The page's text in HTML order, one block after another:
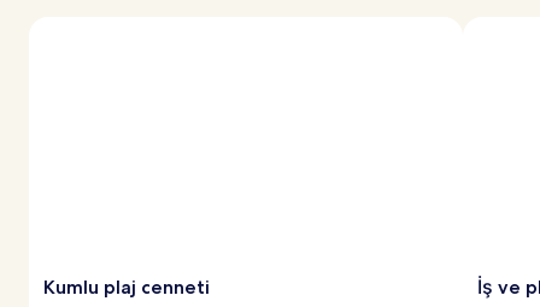
Kumlu plaj cenneti İş ve